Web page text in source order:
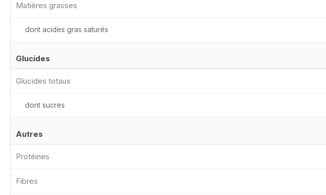
Matières grasses
dont acides gras saturés
Glucides
Glucides totaux
dont sucres
Autres
Protéines
Fibres